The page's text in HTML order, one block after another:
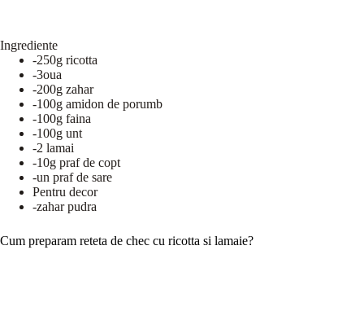
Ingrediente
-250g ricotta
-3oua
-200g zahar
-100g amidon de porumb
-100g faina
-100g unt
-2 lamai
-10g praf de copt
-un praf de sare
Pentru decor
-zahar pudra
Cum preparam reteta de chec cu ricotta si lamaie?